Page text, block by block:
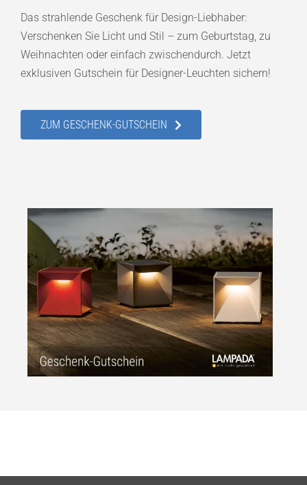
Das strahlende Geschenk für Design-Liebhaber:
Verschenken Sie Licht und Stil – zum Geburtstag, zu
Weihnachten oder einfach zwischendurch. Jetzt
exklusiven Gutschein für Designer-Leuchten sichern!
ZUM GESCHENK-GUTSCHEIN